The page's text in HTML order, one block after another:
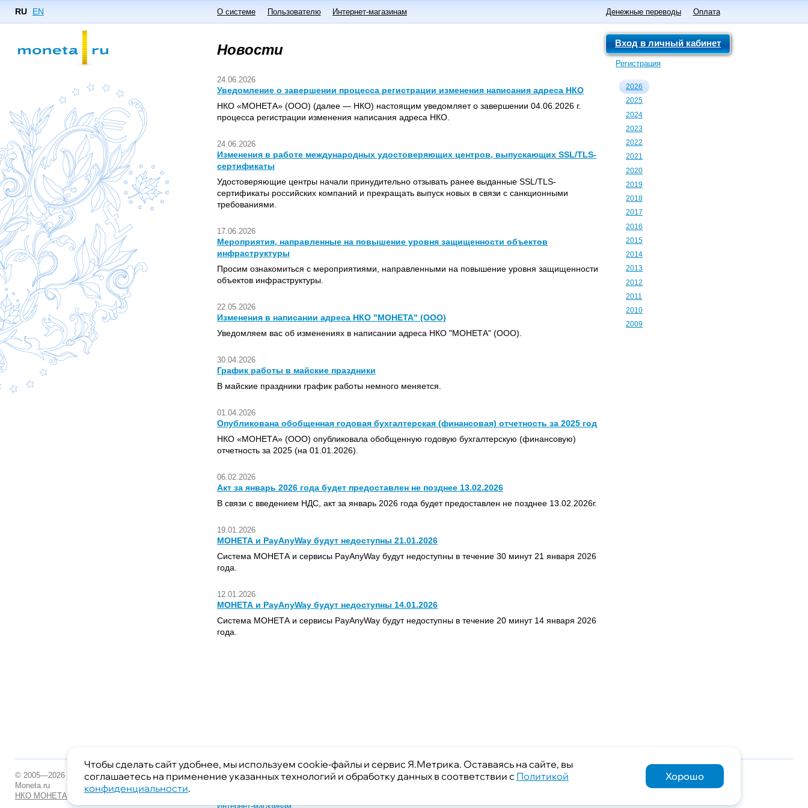
RU EN О системе Пользователю Интернет-магазинам Денежные переводы Оплата
Новости Вход в личный кабинет
Регистрация
24.06.2026
Уведомление о завершении процесса регистрации изменения написания адреса НКО
НКО «МОНЕТА» (ООО) (далее — НКО) настоящим уведомляет о завершении 04.06.2026 г.
процесса регистрации изменения написания адреса НКО.
24.06.2026
Изменения в работе международных удостоверяющих центров, выпускающих SSL/TLS-
сертификаты
Удостоверяющие центры начали принудительно отзывать ранее выданные SSL/TLS-
сертификаты российских компаний и прекращать выпуск новых в связи с санкционными
требованиями.
17.06.2026
Мероприятия, направленные на повышение уровня защищенности объектов
инфраструктуры
Просим ознакомиться с мероприятиями, направленными на повышение уровня защищенности
объектов инфраструктуры.
22.05.2026
Изменения в написании адреса НКО "МОНЕТА" (ООО)
Уведомляем вас об изменениях в написании адреса НКО "МОНЕТА" (ООО).
30.04.2026
График работы в майские праздники
В майские праздники график работы немного меняется.
01.04.2026
Опубликована обобщенная годовая бухгалтерская (финансовая) отчетность за 2025 год
НКО «МОНЕТА» (ООО) опубликовала обобщенную годовую бухгалтерскую (финансовую)
отчетность за 2025 (на 01.01.2026).
06.02.2026
Акт за январь 2026 года будет предоставлен не позднее 13.02.2026
В связи с введением НДС, акт за январь 2026 года будет предоставлен не позднее 13.02.2026г.
19.01.2026
МОНЕТА и PayAnyWay будут недоступны 21.01.2026
Система МОНЕТА и сервисы PayAnyWay будут недоступны в течение 30 минут 21 января 2026
года.
12.01.2026
МОНЕТА и PayAnyWay будут недоступны 14.01.2026
Система МОНЕТА и сервисы PayAnyWay будут недоступны в течение 20 минут 14 января 2026
года.
2026
2025
2024
2023
2022
2021
2020
2019
2018
2017
2016
2015
2014
2013
2012
2011
2010
2009
© 2005—2026
Moneta.ru
НКО МОНЕТА
Служба поддержки
Задать вопрос
Контакты
Интернет-магазинам
Чтобы сделать сайт удобнее, мы используем cookie-файлы и сервис Я.Метрика. Оставаясь на сайте, вы
соглашаетесь на применение указанных технологий и обработку данных в соответствии с Политикой
конфиденциальности.
Хорошо